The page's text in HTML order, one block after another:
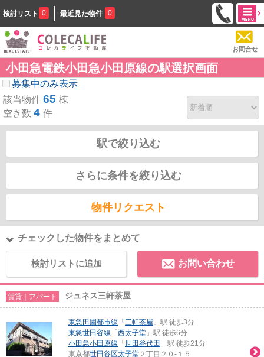
検討リスト 0 最近見た物件 0
お問合せ
小田急電鉄小田急小田原線の駅選択画面
募集中のみ表示
該当物件 65 棟
空き数 4 件
駅で絞り込む
さらに条件を絞り込む
物件リクエスト
チェックした物件をまとめて
検討リストに追加 お問い合わせ
賃貸｜アパート ジュネス三軒茶屋
東急田園都市線 「 三軒茶屋 」駅 徒歩3分
東急世田谷線 「 西太子堂 」駅 徒歩6分
小田急小田原線 「 世田谷代田 」駅 徒歩21分
東京都世田谷区太子堂 ２丁目２０-１５